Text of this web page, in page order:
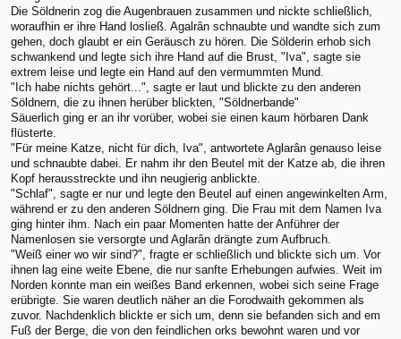
Die Söldnerin zog die Augenbrauen zusammen und nickte schließlich,
woraufhin er ihre Hand losließ. Agalrân schnaubte und wandte sich zum
gehen, doch glaubt er ein Geräusch zu hören. Die Sölderin erhob sich
schwankend und legte sich ihre Hand auf die Brust, "Iva", sagte sie
extrem leise und legte ein Hand auf den vermummten Mund.
"Ich habe nichts gehört...", sagte er laut und blickte zu den anderen
Söldnern, die zu ihnen herüber blickten, "Söldnerbande"
Säuerlich ging er an ihr vorüber, wobei sie einen kaum hörbaren Dank
flüsterte.
"Für meine Katze, nicht für dich, Iva", antwortete Aglarân genauso leise
und schnaubte dabei. Er nahm ihr den Beutel mit der Katze ab, die ihren
Kopf herausstreckte und ihn neugierig anblickte.
"Schlaf", sagte er nur und legte den Beutel auf einen angewinkelten Arm,
während er zu den anderen Söldnern ging. Die Frau mit dem Namen Iva
ging hinter ihm. Nach ein paar Momenten hatte der Anführer der
Namenlosen sie versorgte und Aglarân drängte zum Aufbruch.
"Weiß einer wo wir sind?", fragte er schließlich und blickte sich um. Vor
ihnen lag eine weite Ebene, die nur sanfte Erhebungen aufwies. Weit im
Norden konnte man ein weißes Band erkennen, wobei sich seine Frage
erübrigte. Sie waren deutlich näher an die Forodwaith gekommen als
zuvor. Nachdenklich blickte er sich um, denn sie befanden sich and em
Fuß der Berge, die von den feindlichen orks bewohnt waren und vor